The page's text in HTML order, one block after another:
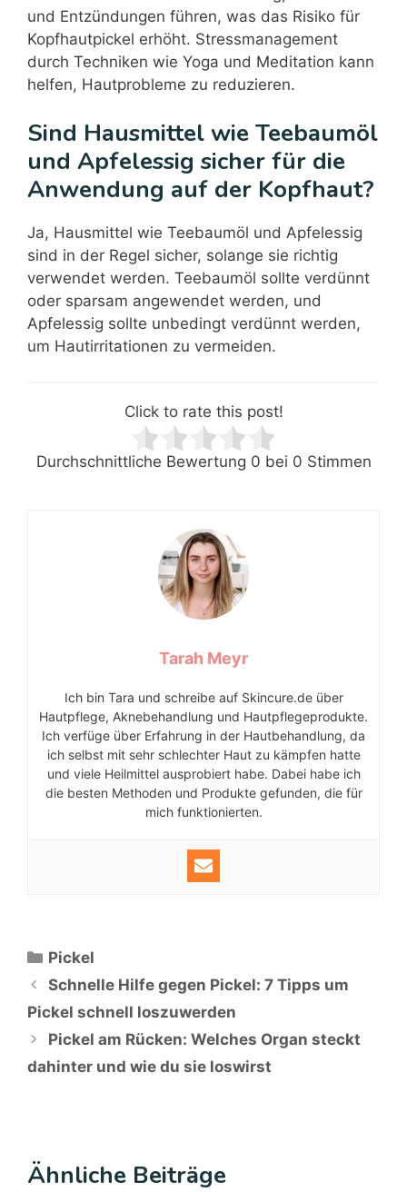
und Entzündungen führen, was das Risiko für
Kopfhautpickel erhöht. Stressmanagement
durch Techniken wie Yoga und Meditation kann
helfen, Hautprobleme zu reduzieren.
Sind Hausmittel wie Teebaumöl
und Apfelessig sicher für die
Anwendung auf der Kopfhaut?
Ja, Hausmittel wie Teebaumöl und Apfelessig
sind in der Regel sicher, solange sie richtig
verwendet werden. Teebaumöl sollte verdünnt
oder sparsam angewendet werden, und
Apfelessig sollte unbedingt verdünnt werden,
um Hautirritationen zu vermeiden.
Click to rate this post!
Durchschnittliche Bewertung 0 bei 0 Stimmen
Tarah Meyr
Ich bin Tara und schreibe auf Skincure.de über
Hautpflege, Aknebehandlung und Hautpflegeprodukte.
Ich verfüge über Erfahrung in der Hautbehandlung, da
ich selbst mit sehr schlechter Haut zu kämpfen hatte
und viele Heilmittel ausprobiert habe. Dabei habe ich
die besten Methoden und Produkte gefunden, die für
mich funktionierten.
Kategorien
Pickel
Schnelle Hilfe gegen Pickel: 7 Tipps um
Pickel schnell loszuwerden
Pickel am Rücken: Welches Organ steckt
dahinter und wie du sie loswirst
Ähnliche Beiträge